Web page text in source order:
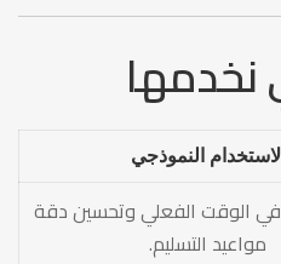
نخدمها
النموذجي
في الوقت الفعلي وتحسين دقة
مواعيد التسليم.